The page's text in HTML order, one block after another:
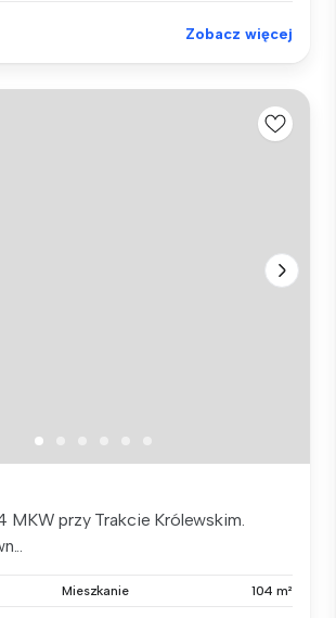
Zobacz więcej
MKW przy Trakcie Królewskim.
Mieszkanie 104 m²